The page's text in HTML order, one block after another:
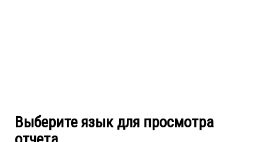
Выберите язык для просмотра